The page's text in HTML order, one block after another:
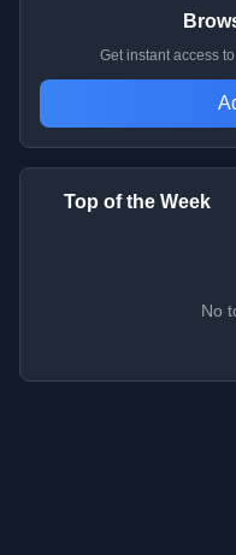
Get instant access
Top of the Week
No